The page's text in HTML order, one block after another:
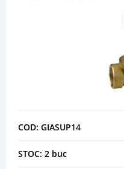
COD: GIASUP14
STOC: 2 buc